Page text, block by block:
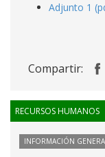
Adjunto 1
Compartir:
RECURSOS HUMANOS
INFORMACIÓN